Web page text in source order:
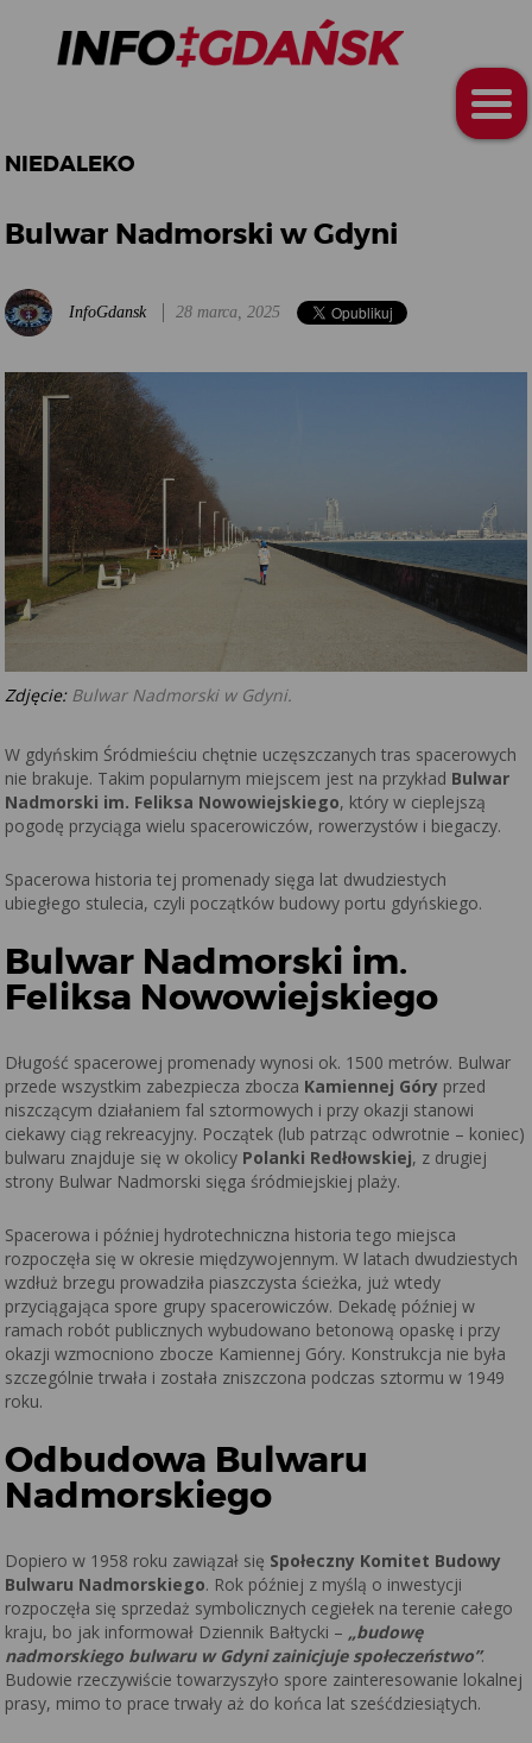
NIEDALEKO
Bulwar Nadmorski w Gdyni
InfoGdansk 28 marca, 2025
Zdjęcie:Bulwar Nadmorski w Gdyni.
W gdyńskim Śródmieściu chętnie uczęszczanych tras spacerowych
nie brakuje. Takim popularnym miejscem jest na przykład Bulwar
Nadmorski im. Feliksa Nowowiejskiego, który w cieplejszą
pogodę przyciąga wielu spacerowiczów, rowerzystów i biegaczy.
Spacerowa historia tej promenady sięga lat dwudziestych
ubiegłego stulecia, czyli początków budowy portu gdyńskiego.
Bulwar Nadmorski im.
Feliksa Nowowiejskiego
Długość spacerowej promenady wynosi ok. 1500 metrów. Bulwar
przede wszystkim zabezpiecza zbocza Kamiennej Góry przed
niszczącym działaniem fal sztormowych i przy okazji stanowi
ciekawy ciąg rekreacyjny. Początek (lub patrząc odwrotnie – koniec)
bulwaru znajduje się w okolicy Polanki Redłowskiej, z drugiej
strony Bulwar Nadmorski sięga śródmiejskiej plaży.
Spacerowa i później hydrotechniczna historia tego miejsca
rozpoczęła się w okresie międzywojennym. W latach dwudziestych
wzdłuż brzegu prowadziła piaszczysta ścieżka, już wtedy
przyciągająca spore grupy spacerowiczów. Dekadę później w
ramach robót publicznych wybudowano betonową opaskę i przy
okazji wzmocniono zbocze Kamiennej Góry. Konstrukcja nie była
szczególnie trwała i została zniszczona podczas sztormu w 1949
roku.
Odbudowa Bulwaru
Nadmorskiego
Dopiero w 1958 roku zawiązał się Społeczny Komitet Budowy
Bulwaru Nadmorskiego. Rok później z myślą o inwestycji
rozpoczęła się sprzedaż symbolicznych cegiełek na terenie całego
kraju, bo jak informował Dziennik Bałtycki – „budowę
nadmorskiego bulwaru w Gdyni zainicjuje społeczeństwo”.
Budowie rzeczywiście towarzyszyło spore zainteresowanie lokalnej
prasy, mimo to prace trwały aż do końca lat sześćdziesiątych.